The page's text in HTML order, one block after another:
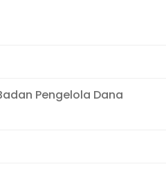
Pengelola Dana